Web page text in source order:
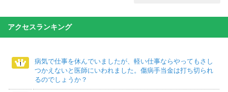
アクセスランキング
病気で仕事を休んでいましたが、軽い仕事ならやってもさし
つかえないと医師にいわれました。傷病手当金は打ち切られ
るのでしょうか？